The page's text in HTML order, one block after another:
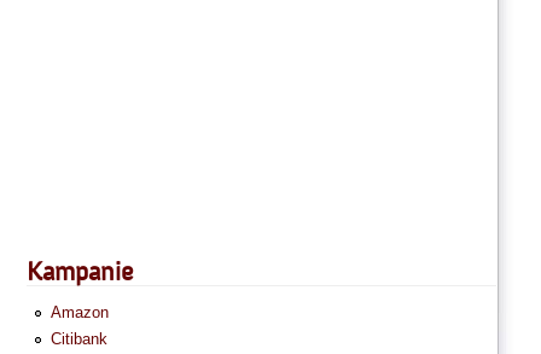
Kampanie
Amazon
Citibank